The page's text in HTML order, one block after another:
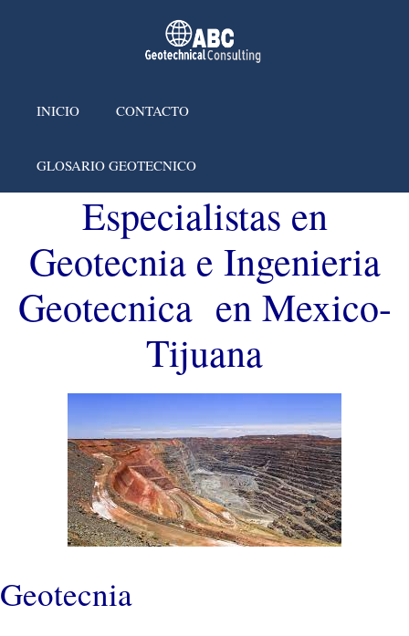
INICIO CONTACTO
GLOSARIO GEOTECNICO
Especialistas en
Geotecnia e Ingenieria
Geotecnica en Mexico-
Tijuana
Geotecnia